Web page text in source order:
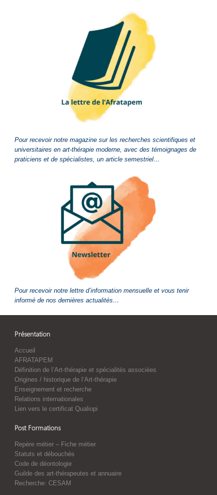
Pour recevoir notre magazine sur les recherches scientifiques et
universitaires en art-thérapie moderne, avec des témoignages de
praticiens et de spécialistes, un article semestriel…
Pour recevoir notre lettre d’information mensuelle et vous tenir
informé de nos dernières actualités…
Présentation
Accueil
AFRATAPEM
Définition de l’Art-thérapie et spécialités associées
Origines / historique de l’Art-thérapie
Enseignement et recherche
Relations internationales
Lien vers le certificat Qualiopi
Post Formations
Repère métier – Fiche métier
Statuts et débouchés
Code de déontologie
Guilde des art-thérapeutes et annuaire
Recherche: CESAM